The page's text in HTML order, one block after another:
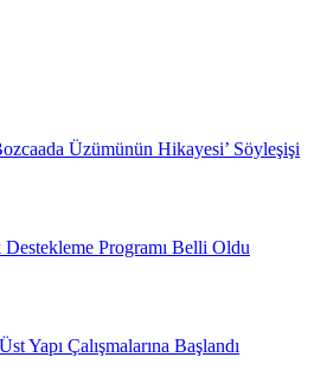
Üzümünün Hikayesi’ Söyleşişi
Destekleme Programı Belli Oldu
Yapı Çalışmalarına Başlandı